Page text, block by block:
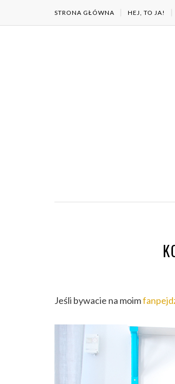
STRONA GŁÓWNA HEJ, TO JA!
Jeśli bywacie na moim